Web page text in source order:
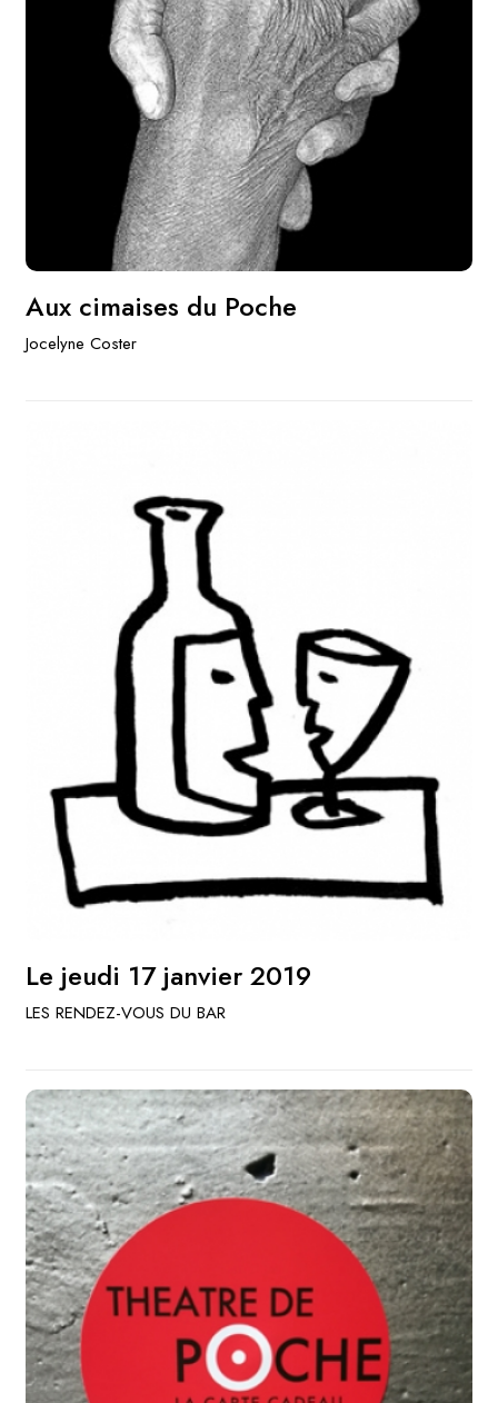
Aux cimaises du Poche
Jocelyne Coster
Le jeudi 17 janvier 2019
LES RENDEZ-VOUS DU BAR